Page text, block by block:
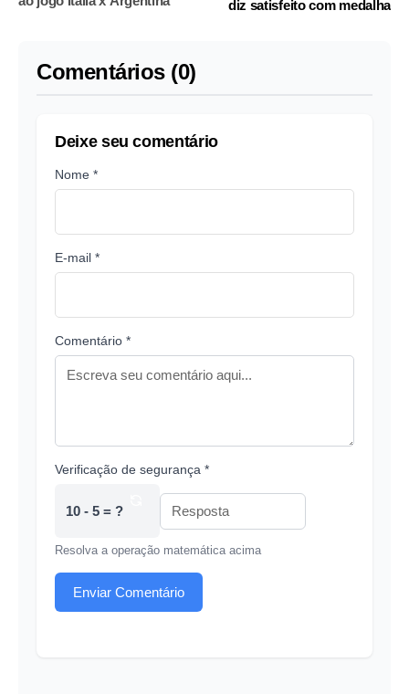
diz satisfeito com medalha
Comentários (0)
Deixe seu comentário
Nome *
E-mail *
Comentário *
Verificação de segurança *
10 - 5 = ?
Resolva a operação matemática acima
Enviar Comentário